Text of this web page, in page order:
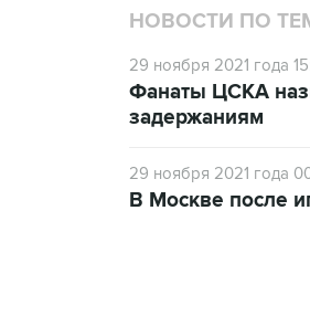
НОВОСТИ ПО
29 ноября 2021 года
Фанаты ЦСКА
задержаниям
29 ноября 2021 года
В Москве после